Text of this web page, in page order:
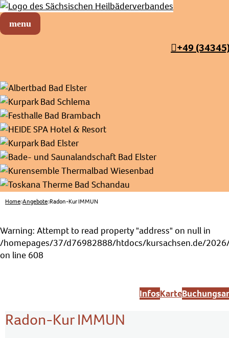
Sächsischer Heilbäderverband
+49
Home Angebote Radon-Kur IMMUN
Warning: Attempt to read property "address" on null in
/homepages/37/d76982888/htdocs/kursachsen.de/
on line 608
InfosKarte
Radon-Kur IMMUN